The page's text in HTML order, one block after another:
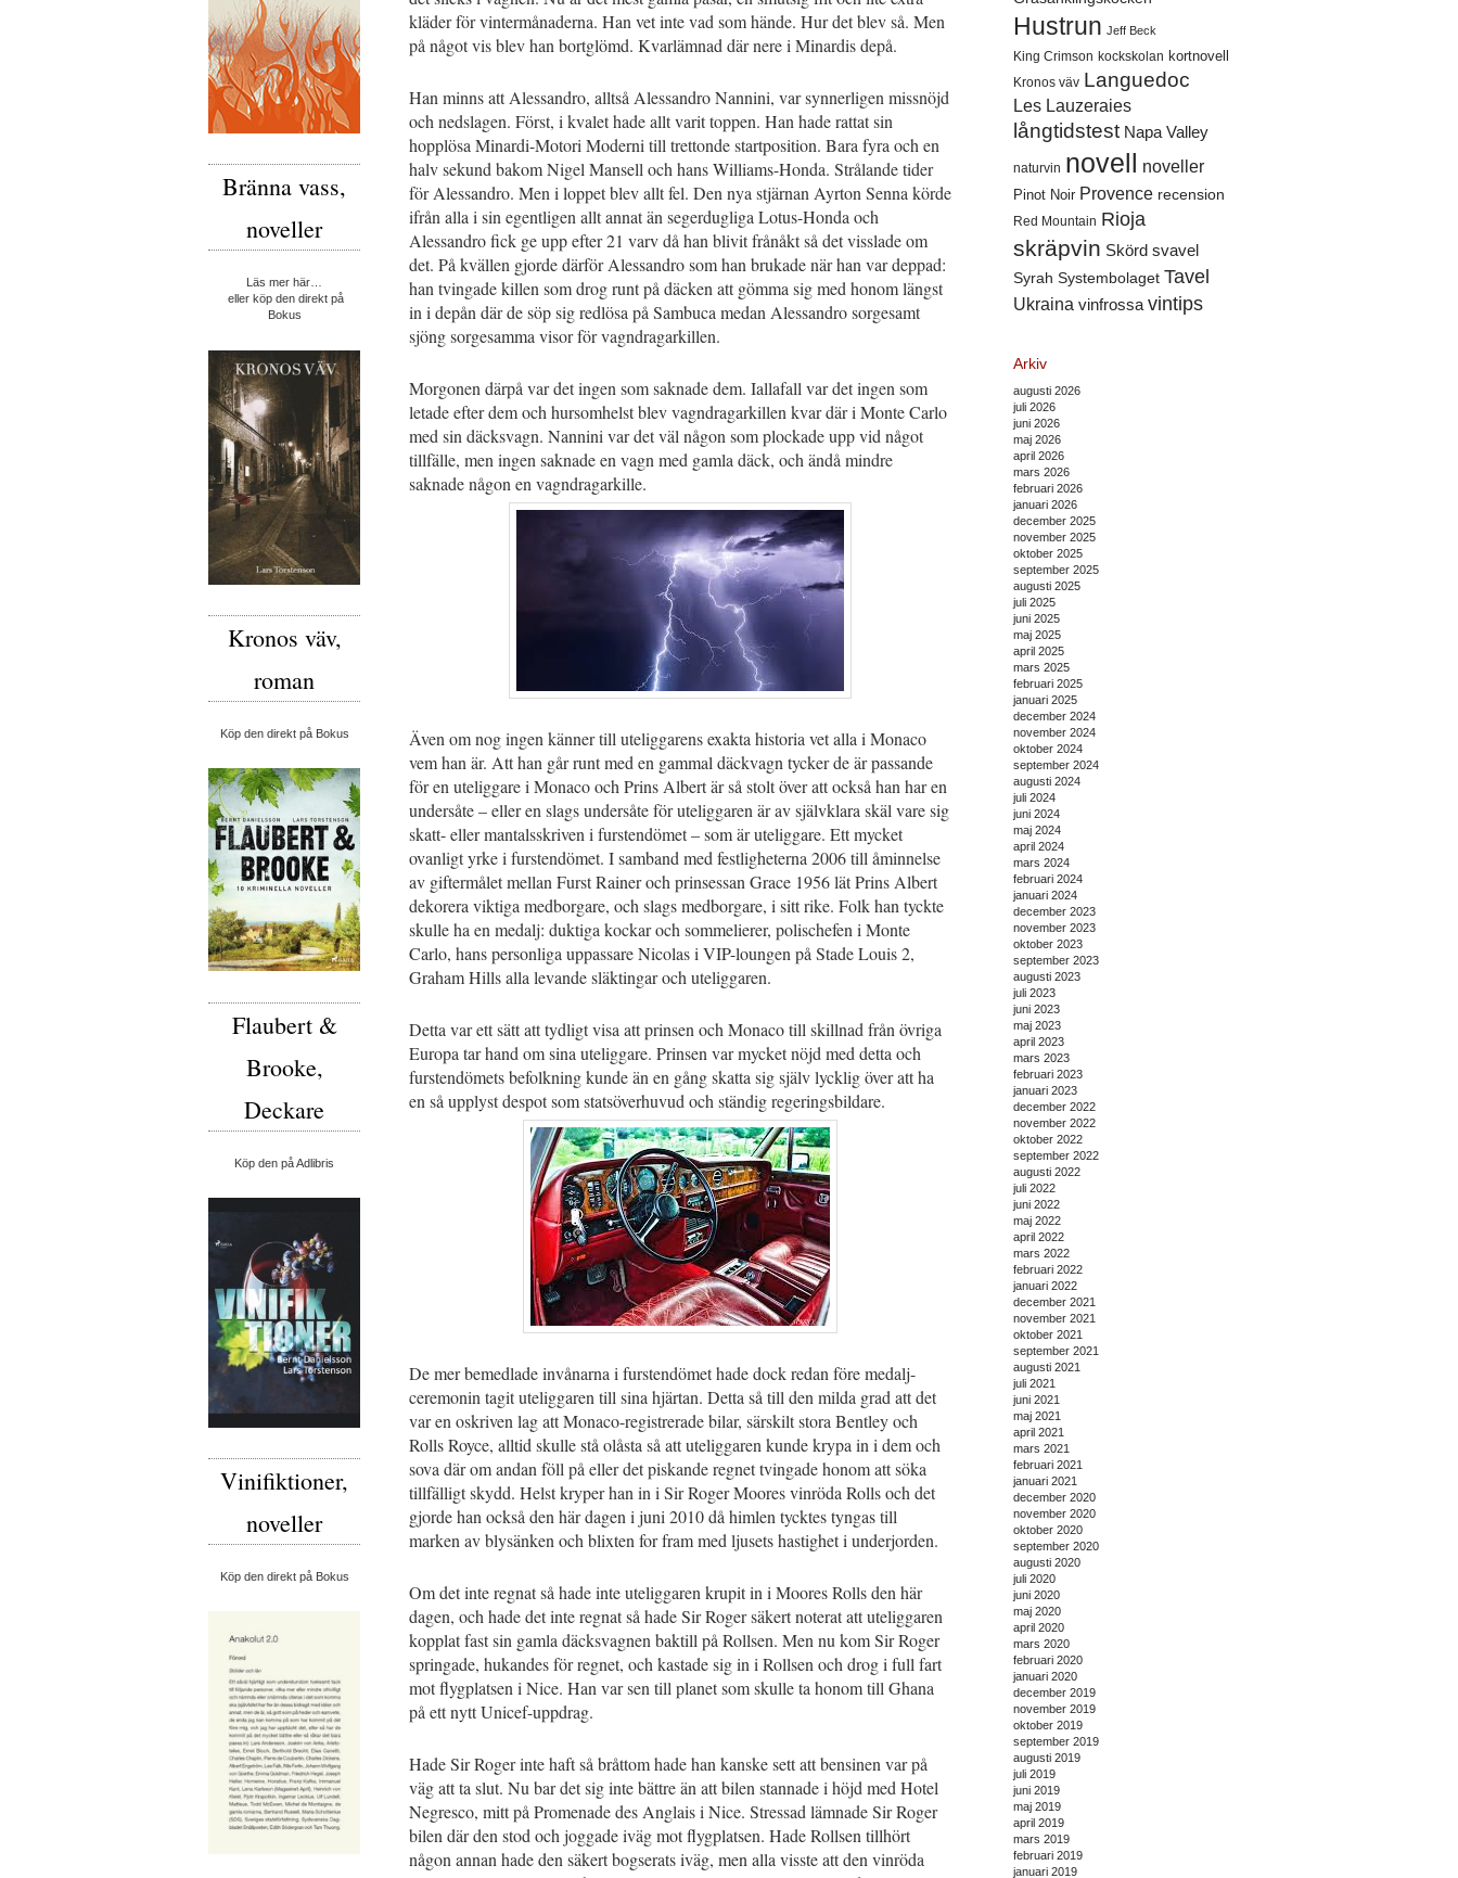
kläder för vintermånaderna. Han vet inte vad som hände. Hur det blev så. Men
på något vis blev han bortglömd. Kvarlämnad där nere i Minardis depå.
Han minns att Alessandro, alltså Alessandro Nannini, var synnerligen missnöjd
och nedslagen. Först, i kvalet hade allt varit toppen. Han hade rattat sin
hopplösa Minardi-Motori Moderni till trettonde startposition. Bara fyra och en
halv sekund bakom Nigel Mansell och hans Williams-Honda. Strålande tider
för Alessandro. Men i loppet blev allt fel. Den nya stjärnan Ayrton Senna körde
ifrån alla i sin egentligen allt annat än segerdugliga Lotus-Honda och
Alessandro fick ge upp efter 21 varv då han blivit frånåkt så det visslade om
det. På kvällen gjorde därför Alessandro som han brukade när han var deppad:
han tvingade killen som drog runt på däcken att gömma sig med honom längst
in i depån där de söp sig redlösa på Sambuca medan Alessandro sorgesamt
sjöng sorgesamma visor för vagndragarkillen.
Morgonen därpå var det ingen som saknade dem. Iallafall var det ingen som
letade efter dem och hursomhelst blev vagndragarkillen kvar där i Monte Carlo
med sin däcksvagn. Nannini var det väl någon som plockade upp vid något
tillfälle, men ingen saknade en vagn med gamla däck, och ändå mindre
saknade någon en vagndragarkille.
Även om nog ingen känner till uteliggarens exakta historia vet alla i Monaco
vem han är. Att han går runt med en gammal däckvagn tycker de är passande
för en uteliggare i Monaco och Prins Albert är så stolt över att också han har en
undersåte – eller en slags undersåte för uteliggaren är av självklara skäl vare sig
skatt- eller mantalsskriven i furstendömet – som är uteliggare. Ett mycket
ovanligt yrke i furstendömet. I samband med festligheterna 2006 till åminnelse
av giftermålet mellan Furst Rainer och prinsessan Grace 1956 lät Prins Albert
dekorera viktiga medborgare, och slags medborgare, i sitt rike. Folk han tyckte
skulle ha en medalj: duktiga kockar och sommelierer, polischefen i Monte
Carlo, hans personliga uppassare Nicolas i VIP-loungen på Stade Louis 2,
Graham Hills alla levande släktingar och uteliggaren.
Detta var ett sätt att tydligt visa att prinsen och Monaco till skillnad från övriga
Europa tar hand om sina uteliggare. Prinsen var mycket nöjd med detta och
furstendömets befolkning kunde än en gång skatta sig själv lycklig över att ha
en så upplyst despot som statsöverhuvud och ständig regeringsbildare.
De mer bemedlade invånarna i furstendömet hade dock redan före medalj-
ceremonin tagit uteliggaren till sina hjärtan. Detta så till den milda grad att det
var en oskriven lag att Monaco-registrerade bilar, särskilt stora Bentley och
Rolls Royce, alltid skulle stå olåsta så att uteliggaren kunde krypa in i dem och
sova där om andan föll på eller det piskande regnet tvingade honom att söka
tillfälligt skydd. Helst kryper han in i Sir Roger Moores vinröda Rolls och det
gjorde han också den här dagen i juni 2010 då himlen tycktes tyngas till
marken av blysänken och blixten for fram med ljusets hastighet i underjorden.
Om det inte regnat så hade inte uteliggaren krupit in i Moores Rolls den här
dagen, och hade det inte regnat så hade Sir Roger säkert noterat att uteliggaren
kopplat fast sin gamla däcksvagnen baktill på Rollsen. Men nu kom Sir Roger
springade, hukandes för regnet, och kastade sig in i Rollsen och drog i full fart
mot flygplatsen i Nice. Han var sen till planet som skulle ta honom till Ghana
på ett nytt Unicef-uppdrag.
Hade Sir Roger inte haft så bråttom hade han kanske sett att bensinen var på
väg att ta slut. Nu bar det sig inte bättre än att bilen stannade i höjd med Hotel
Negresco, mitt på Promenade des Anglais i Nice. Stressad lämnade Sir Roger
bilen där den stod och joggade iväg mot flygplatsen. Hade Rollsen tillhört
någon annan hade den säkert bogserats iväg, men alla visste att den vinröda
Hustrun Jeff Beck
King Crimson kockskolan kortnovell
Kronos väv Languedoc
Les Lauzeraies
långtidstest Napa Valley
naturvin novell noveller
Pinot Noir Provence recension
Red Mountain Rioja
skräpvin Skörd svavel
Syrah Systembolaget Tavel
Ukraina vinfrossa vintips
Arkiv
augusti 2026
juli 2026
juni 2026
maj 2026
april 2026
mars 2026
februari 2026
januari 2026
december 2025
november 2025
oktober 2025
september 2025
augusti 2025
juli 2025
juni 2025
maj 2025
april 2025
mars 2025
februari 2025
januari 2025
december 2024
november 2024
oktober 2024
september 2024
augusti 2024
juli 2024
juni 2024
maj 2024
april 2024
mars 2024
februari 2024
januari 2024
december 2023
november 2023
oktober 2023
september 2023
augusti 2023
juli 2023
juni 2023
maj 2023
april 2023
mars 2023
februari 2023
januari 2023
december 2022
november 2022
oktober 2022
september 2022
augusti 2022
juli 2022
juni 2022
maj 2022
april 2022
mars 2022
februari 2022
januari 2022
december 2021
november 2021
oktober 2021
september 2021
augusti 2021
juli 2021
juni 2021
maj 2021
april 2021
mars 2021
februari 2021
januari 2021
december 2020
november 2020
oktober 2020
september 2020
augusti 2020
juli 2020
juni 2020
maj 2020
april 2020
mars 2020
februari 2020
januari 2020
december 2019
november 2019
oktober 2019
september 2019
augusti 2019
juli 2019
juni 2019
maj 2019
april 2019
mars 2019
februari 2019
januari 2019
Bränna vass,
noveller
Läs mer här…
eller köp den direkt på
Bokus
Kronos väv,
roman
Köp den direkt på Bokus
Flaubert &
Brooke,
Deckare
Köp den på Adlibris
Vinifiktioner,
noveller
Köp den direkt på Bokus